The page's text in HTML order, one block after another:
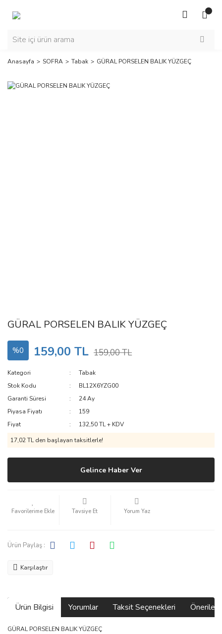
Anasayfa SOFRA Tabak GÜRAL PORSELEN BALIK YÜZGEÇ
GÜRAL PORSELEN BALIK YÜZGEÇ
%0 159,00 TL 159,00 TL
Kategori
Tabak
Stok Kodu
BL12X6YZG00
Garanti Süresi
24 Ay
Piyasa Fiyatı
159
Fiyat
132,50 TL + KDV
17,02 TL den başlayan taksitlerle!
Gelince Haber Ver
Tavsiye Et Yorum Yaz
Ürün Paylaş :
Karşılaştır
Ürün Bilgisi Yorumlar Taksit Seçenekleri
GÜRAL PORSELEN BALIK YÜZGEÇ